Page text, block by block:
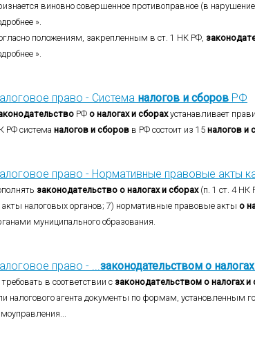
виновно совершенное противоправное (в нарушение
».
положениям, закрепленным в ст. 1 НК РФ,
».
право - Система налогов и сборов РФ
РФ о налогах и сборахустанавливает
РФ система налогов и сборов в РФ состоит из 15 налогов и
право - Нормативные правовые акты
законодательство о налогах и сборах(п. 1 ст. 4 НК
акты налоговых органов; 7) нормативные правовые акты о
муниципального образования.
право - ...законодательством о налогах
требовать в соответствии сзаконодательством о налогах и
налогового агента документы по формам, установленным